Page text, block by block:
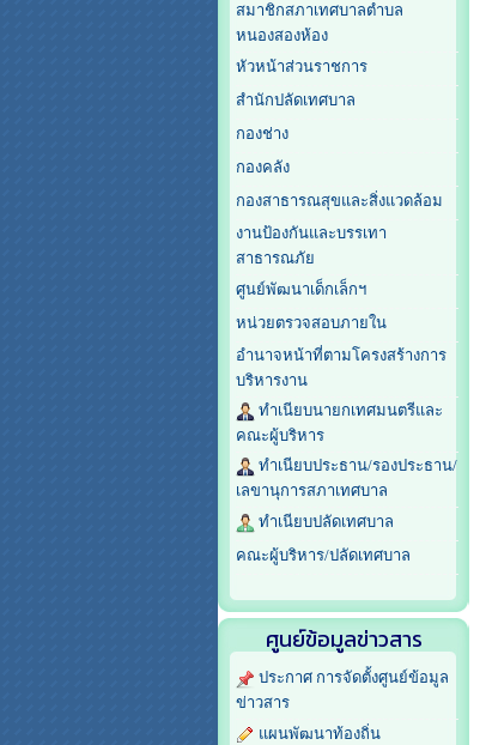
สมาชิกสภาเทศบาลตำบล
หนองสองห้อง
หัวหน้าส่วนราชการ
สำนักปลัดเทศบาล
กองช่าง
กองคลัง
กองสาธารณสุขและสิ่งแวดล้อม
งานป้องกันและบรรเทา
สาธารณภัย
ศูนย์พัฒนาเด็กเล็กฯ
หน่วยตรวจสอบภายใน
อำนาจหน้าที่ตามโครงสร้างการ
บริหารงาน
ทำเนียบนายกเทศมนตรีและ
คณะผู้บริหาร
ทำเนียบประธาน/รองประธาน/
เลขานุการสภาเทศบาล
ทำเนียบปลัดเทศบาล
คณะผู้บริหาร/ปลัดเทศบาล
ศูนย์ข้อมูลข่าวสาร
ประกาศ การจัดตั้งศูนย์ข้อมูล
ข่าวสาร
แผนพัฒนาท้องถิ่น